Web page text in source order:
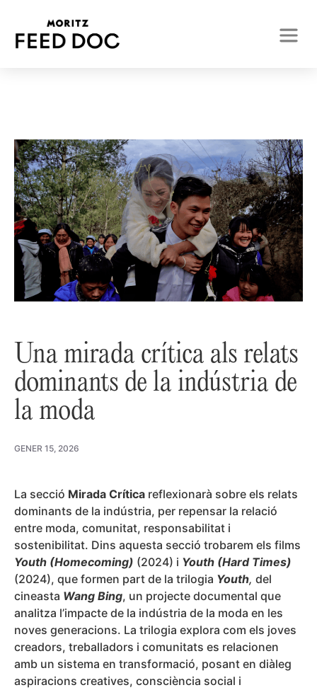
Una mirada crítica als relats
dominants de la indústria de
la moda
GENER 15, 2026
La secció Mirada Crítica reflexionarà sobre els relats
dominants de la indústria, per repensar la relació
entre moda, comunitat, responsabilitat i
sostenibilitat. Dins aquesta secció trobarem els films
Youth (Homecoming) (2024) i Youth (Hard Times)
(2024), que formen part de la trilogia Youth, del
cineasta Wang Bing, un projecte documental que
analitza l’impacte de la indústria de la moda en les
noves generacions. La trilogia explora com els joves
creadors, treballadors i comunitats es relacionen
amb un sistema en transformació, posant en diàleg
aspiracions creatives, consciència social i